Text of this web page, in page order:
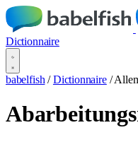
Dictionnaire
babelfish / Dictionnaire /